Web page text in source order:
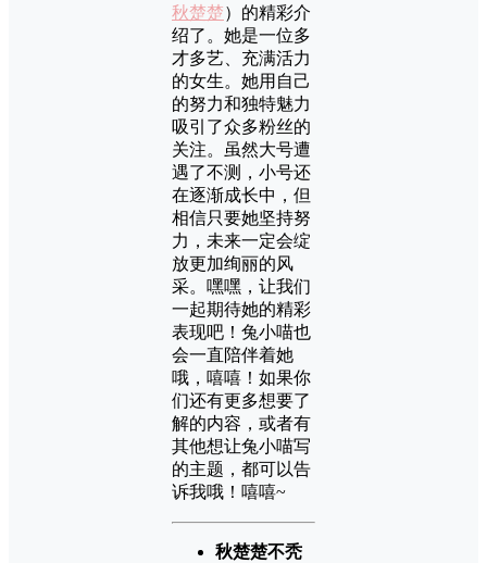
秋楚楚）的精彩介
绍了。她是一位多
才多艺、充满活力
的女生。她用自己
的努力和独特魅力
吸引了众多粉丝的
关注。虽然大号遭
遇了不测，小号还
在逐渐成长中，但
相信只要她坚持努
力，未来一定会绽
放更加绚丽的风
采。嘿嘿，让我们
一起期待她的精彩
表现吧！兔小喵也
会一直陪伴着她
哦，嘻嘻！如果你
们还有更多想要了
解的内容，或者有
其他想让兔小喵写
的主题，都可以告
诉我哦！嘻嘻~
秋楚楚不秃